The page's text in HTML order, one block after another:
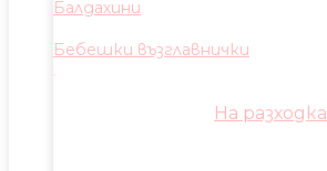
Балдахини
Бебешки възглавнички
На разходка